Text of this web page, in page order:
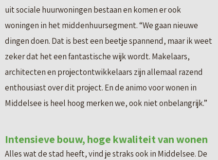
uit sociale huurwoningen bestaan en komen er ook
woningen in het middenhuursegment. “We gaan nieuwe
dingen doen. Dat is best een beetje spannend, maar ik weet
zeker dat het een fantastische wijk wordt. Makelaars,
architecten en projectontwikkelaars zijn allemaal razend
enthousiast over dit project. En de animo voor wonen in
Middelsee is heel hoog merken we, ook niet onbelangrijk.”
Intensieve bouw, hoge kwaliteit van wonen
Alles wat de stad heeft, vind je straks ook in Middelsee. De